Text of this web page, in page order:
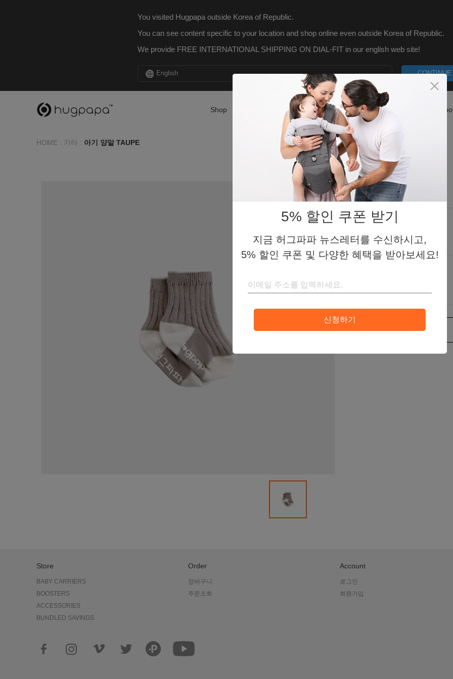
You visited Hugpapa outside Korea of Republic.
You can see content specific to your location and shop online even outside Korea of Republic.
We provide FREE INTERNATIONAL SHIPPING ON DIAL-FIT in our english web site!
English CONTINUE
Shop What is Dial-Fit Blog Customer Care
HOME : 기타 : 아기 양말 TAUPE
아기 양말 Taupe
Store
BABY CARRIERS
BOOSTERS
ACCESSORIES
BUNDLED SAVINGS
Order
장바구니
주문조회
Account
로그인
회원가입
5% 할인 쿠폰 받기
지금 허그파파 뉴스레터를 수신하시고,
5% 할인 쿠폰 및 다양한 혜택을 받아보세요!
신청하기